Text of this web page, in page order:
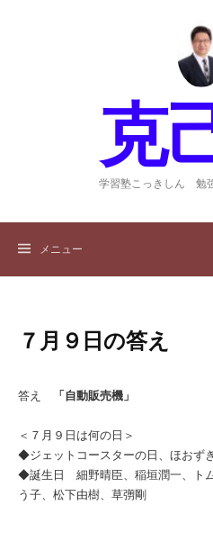
克
学習塾こっきしん 勉
メニュー
７月９日の答え
答え 「自動販売機」
＜７月９日は何の日＞
◆ジェットコースターの日、ほおず
◆誕生日 細野晴臣、稲垣潤一、ト
う子、松下由樹、草彅剛